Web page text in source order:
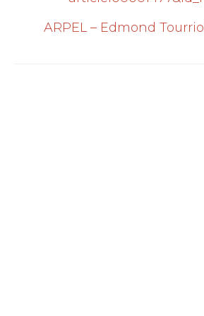
ARPEL – Edmond Tourriol